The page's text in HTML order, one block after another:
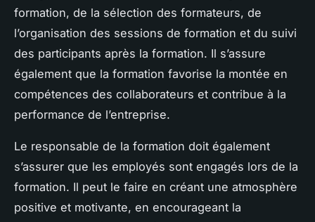
formation, de la sélection des formateurs, de
l’organisation des sessions de formation et du suivi
des participants après la formation. Il s’assure
également que la formation favorise la montée en
compétences des collaborateurs et contribue à la
performance de l’entreprise.
Le responsable de la formation doit également
s’assurer que les employés sont engagés lors de la
formation. Il peut le faire en créant une atmosphère
positive et motivante, en encourageant la